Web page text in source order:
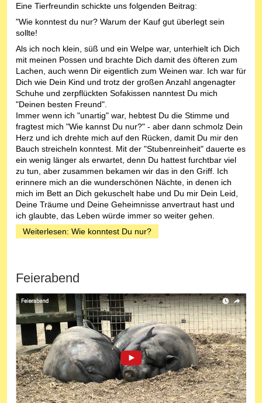
Eine Tierfreundin schickte uns folgenden Beitrag:
"Wie konntest du nur? Warum der Kauf gut überlegt sein
sollte!
Als ich noch klein, süß und ein Welpe war, unterhielt ich Dich
mit meinen Possen und brachte Dich damit des öfteren zum
Lachen, auch wenn Dir eigentlich zum Weinen war. Ich war für
Dich wie Dein Kind und trotz der großen Anzahl angenagter
Schuhe und zerpflückten Sofakissen nanntest Du mich
"Deinen besten Freund".
Immer wenn ich "unartig" war, hebtest Du die Stimme und
fragtest mich "Wie kannst Du nur?" - aber dann schmolz Dein
Herz und ich drehte mich auf den Rücken, damit Du mir den
Bauch streicheln konntest. Mit der "Stubenreinheit" dauerte es
ein wenig länger als erwartet, denn Du hattest furchtbar viel
zu tun, aber zusammen bekamen wir das in den Griff. Ich
erinnere mich an die wunderschönen Nächte, in denen ich
mich im Bett an Dich gekuschelt habe und Du mir Dein Leid,
Deine Träume und Deine Geheimnisse anvertraut hast und
ich glaubte, das Leben würde immer so weiter gehen.
Weiterlesen: Wie konntest Du nur?
Feierabend